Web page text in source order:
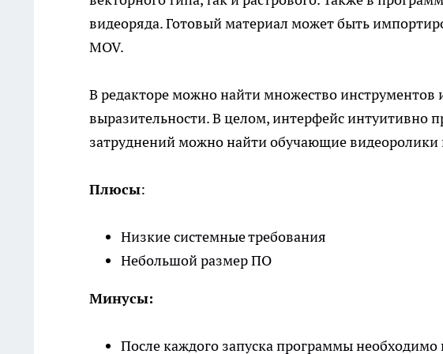
видеоряда. Готовый материал может быть
MOV.
В редакторе можно найти множество инструментов
выразительности. В целом, интерфейс интуитивно
затруднений можно найти обучающие видеоролики
Плюсы:
Низкие системные требования
Небольшой размер ПО
Минусы:
После каждого запуска программы необходимо